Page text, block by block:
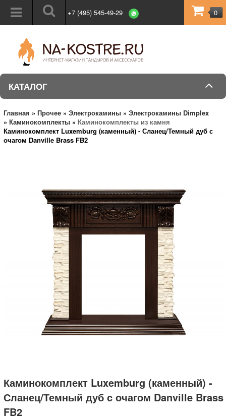
+7 (495) 545-49-29 0
КАТАЛОГ
Главная » Прочее » Электрокамины » Электрокамины Dimplex
» Каминокомплекты » Каминокомплекты из камня
Каминокомплект Luxemburg (каменный) - Сланец/Темный дуб с
очагом Danville Brass FB2
Каминокомплект Luxemburg (каменный) -
Сланец/Темный дуб с очагом Danville Brass
FB2